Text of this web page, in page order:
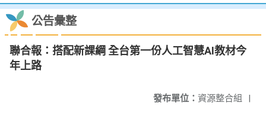
公告彙整
聯合報：搭配新課綱 全台第一份人工智慧AI教材今
年上路
發布單位： 資源整合組 |